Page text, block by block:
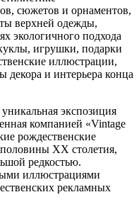
сюжетов и орнаментов,
верхней одежды,
экологичного подхода
игрушки, подарки
иллюстрации,
и интерьера конца
экспозиция
компанией «Vintage
рождественские
ХХ столетия,
редкостью.
иллюстрациями
рекламных